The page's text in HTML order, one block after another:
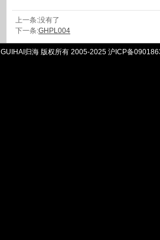
上一条:没有了
下一条:GHPL004
GUIHAI归海 版权所有 2005-2025 沪ICP备